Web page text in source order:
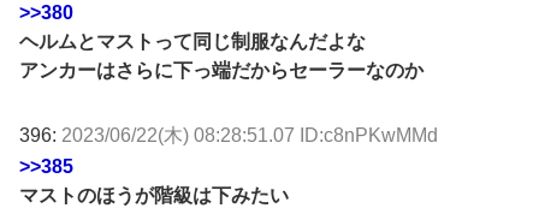
>>380
ヘルムとマストって同じ制服なんだよな
アンカーはさらに下っ端だからセーラーなのか
396: 2023/06/22(木) 08:28:51.07 ID:c8nPKwMMd
>>385
マストのほうが階級は下みたい